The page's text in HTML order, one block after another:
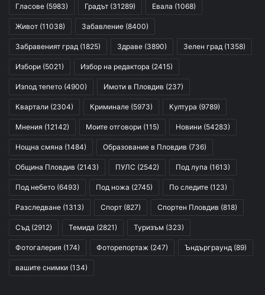
Гласове (5983) Градът (31289) Евала (1068)
Живот (11038) Забавление (8400)
Забравеният град (1825) Здраве (3890) Зелен град (1358)
Избори (5021) Избор на редактора (2415)
Изпод тепето (4900) Имоти в Пловдив (237)
Квартали (2304) Криминале (5973) Култура (9789)
Мнения (12142) Моите отговори (115) Новини (54283)
Нощна смяна (1484) Образование в Пловдив (736)
Община Пловдив (2143) ПУЛС (2542) Под лупа (1613)
Под небето (6493) Под ножа (2745) По следите (123)
Разследване (1313) Спорт (827) Спортен Пловдив (818)
Съд (2912) Темида (2821) Туризъм (323)
Фотогалерия (174) Фоторепортаж (247) Ъндърграунд (89)
вашите снимки (134)